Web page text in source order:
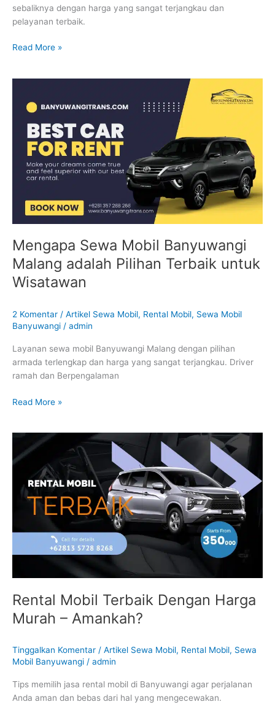
sebaliknya dengan harga yang sangat terjangkau dan
pelayanan terbaik.
Read More »
Mengapa Sewa Mobil Banyuwangi
Malang adalah Pilihan Terbaik untuk
Wisatawan
2 Komentar / Artikel Sewa Mobil, Rental Mobil, Sewa Mobil
Banyuwangi / admin
Layanan sewa mobil Banyuwangi Malang dengan pilihan
armada terlengkap dan harga yang sangat terjangkau. Driver
ramah dan Berpengalaman
Mobil
Banyuwangi
Malang
adalah
Pilihan
Terbaik
Wisatawan
Read More »
Rental Mobil Terbaik Dengan Harga
Murah – Amankah?
Tinggalkan Komentar / Artikel Sewa Mobil, Rental Mobil, Sewa
Mobil Banyuwangi / admin
Tips memilih jasa rental mobil di Banyuwangi agar perjalanan
Anda aman dan bebas dari hal yang mengecewakan.
Rental
Mobil
Terbaik
Dengan
Harga
Amankah?